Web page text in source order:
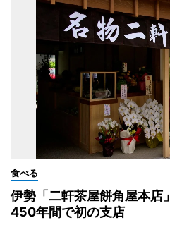
食べる
伊勢「二軒茶屋餅角屋本
450年間で初の支店